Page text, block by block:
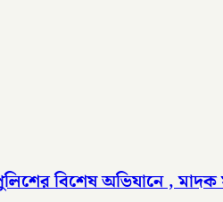
বিশেষ অভিযানে ,